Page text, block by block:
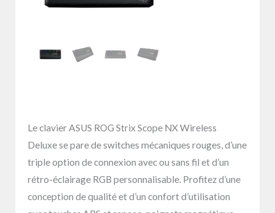
Le clavier ASUS ROG Strix Scope NX Wireless
Deluxe se pare de switches mécaniques rouges, d’une
triple option de connexion avec ou sans fil et d’un
rétro-éclairage RGB personnalisable. Profitez d’une
conception de qualité et d’un confort d’utilisation